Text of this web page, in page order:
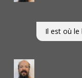
Il est où le